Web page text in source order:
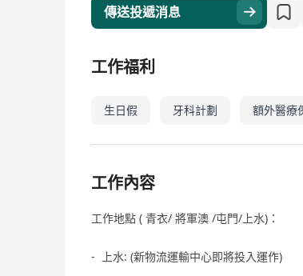
傳送投遞消息
工作福利
生日假 牙科計劃 額外醫療
工作內容
工作地點 ( 青衣/ 將軍澳 /屯門/上水)：
- 上水: (新物流運輸中心即將投入運作)